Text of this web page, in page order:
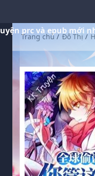
prc và epub mới
Trang chủ/ Đô Thị/